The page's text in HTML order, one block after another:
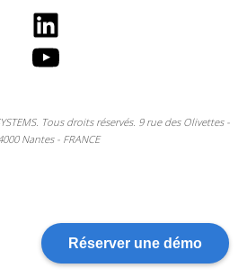
Réserver une démo
LinkedIn
YouTube
Tous droits réservés. 9 rue des Olivettes -
Nantes - FRANCE